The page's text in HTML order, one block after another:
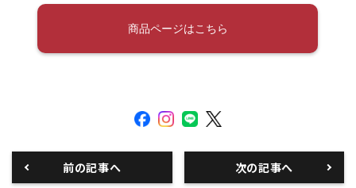
商品ページはこちら
前の記事へ 次の記事へ